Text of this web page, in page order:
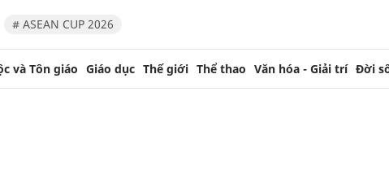
# ASEAN CUP 2026
và Tôn giáo Giáo dục Thế giới Thể thao Văn hóa - Giải trí Đời